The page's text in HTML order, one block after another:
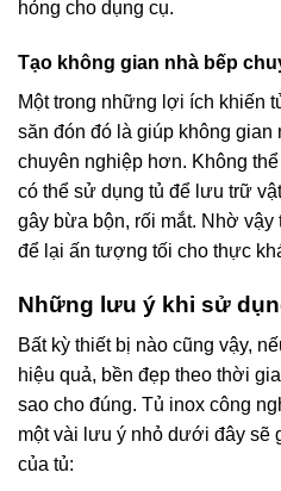
hỏng cho dụng cụ.
Tạo không gian nhà bếp
Một trong những lợi ích khiến
săn đón đó là giúp không gian
chuyên nghiệp hơn. Không
có thể sử dụng tủ để lưu trữ
gây bừa bộn, rối mắt. Nhờ vậy
để lại ấn tượng tối cho thực
Những lưu ý khi sử
Bất kỳ thiết bị nào cũng vậy,
hiệu quả, bền đẹp theo thời
sao cho đúng. Tủ inox công
một vài lưu ý nhỏ dưới đây sẽ
của tủ: